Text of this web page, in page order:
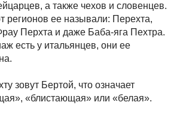
а также чехов и словенцев.
регионов ее называли: Перехта,
Перхта и даже Баба-яга Пехтра.
есть у итальянцев, они ее
зовут Бертой, что означает
«блистающая» или «белая».